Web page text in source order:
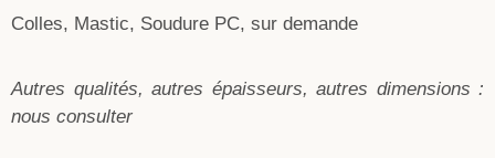
Colles, Mastic, Soudure PC, sur demande
Autres qualités, autres épaisseurs, autres dimensions :
nous consulter